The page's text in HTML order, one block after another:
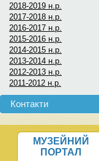
2018-2019 н.р.
2017-2018 н.р.
2016-2017 н.р.
2015-2016 н.р.
2014-2015 н.р.
2013-2014 н.р.
2012-2013 н.р.
2011-2012 н.р.
Контакти
МУЗЕЙНИЙ
ПОРТАЛ